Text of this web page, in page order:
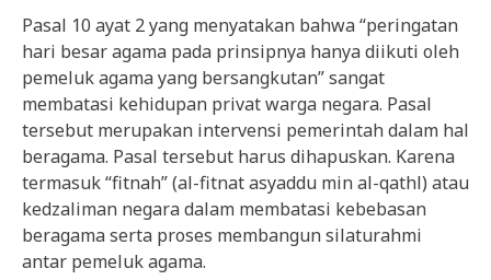
Pasal 10 ayat 2 yang menyatakan bahwa “peringatan
hari besar agama pada prinsipnya hanya diikuti oleh
pemeluk agama yang bersangkutan” sangat
membatasi kehidupan privat warga negara. Pasal
tersebut merupakan intervensi pemerintah dalam hal
beragama. Pasal tersebut harus dihapuskan. Karena
termasuk “fitnah” (al-fitnat asyaddu min al-qathl) atau
kedzaliman negara dalam membatasi kebebasan
beragama serta proses membangun silaturahmi
antar pemeluk agama.